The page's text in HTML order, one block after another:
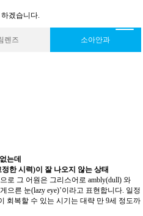
겠습니다.
렌즈 소아안과
는데
한 시력)이 잘 나오지 않는 상태
로 그 어원은 그리스어로 ambly(dull) 와
으른 눈(lazy eye)’이라고 표현합니다. 일정
회복할 수 있는 시기는 대략 만 9세 정도까